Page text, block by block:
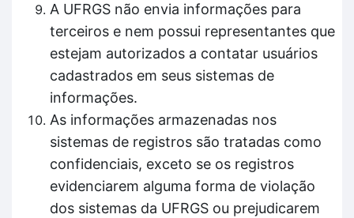
A UFRGS não envia informações para
terceiros e nem possui representantes que
estejam autorizados a contatar usuários
cadastrados em seus sistemas de
informações.
As informações armazenadas nos
sistemas de registros são tratadas como
confidenciais, exceto se os registros
evidenciarem alguma forma de violação
dos sistemas da UFRGS ou prejudicarem